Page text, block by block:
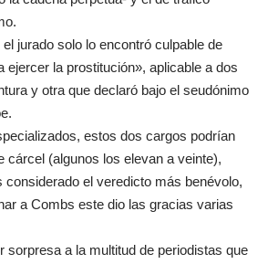
jurado solo lo encontró culpable de
ejercer la prostitución», aplicable a dos
y otra que declaró bajo el seudónimo
estos dos cargos podrían
cárcel (algunos los elevan a veinte),
considerado el veredicto más benévolo,
a Combs este dio las gracias varias
sorpresa a la multitud de periodistas que